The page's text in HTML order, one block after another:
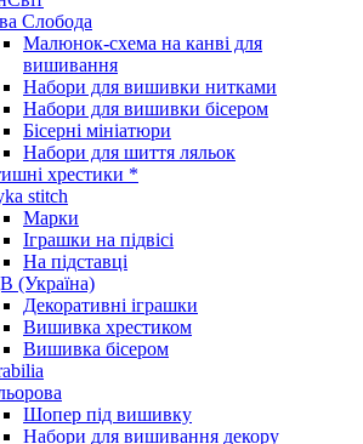
Слобода
Малюнок-схема на канві для
вишивання
Набори для вишивки нитками
Набори для вишивки бісером
Бісерні мініатюри
Набори для шиття ляльок
хрестики *
stitch
Марки
Іграшки на підвісі
На підставці
(Україна)
Декоративні іграшки
Вишивка хрестиком
Вишивка бісером
Шопер під вишивку
Набори для вишивання декору